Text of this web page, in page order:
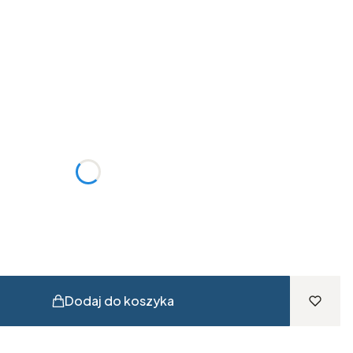
Dodaj do koszyka